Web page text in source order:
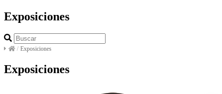
Exposiciones
/ Exposiciones
Exposiciones